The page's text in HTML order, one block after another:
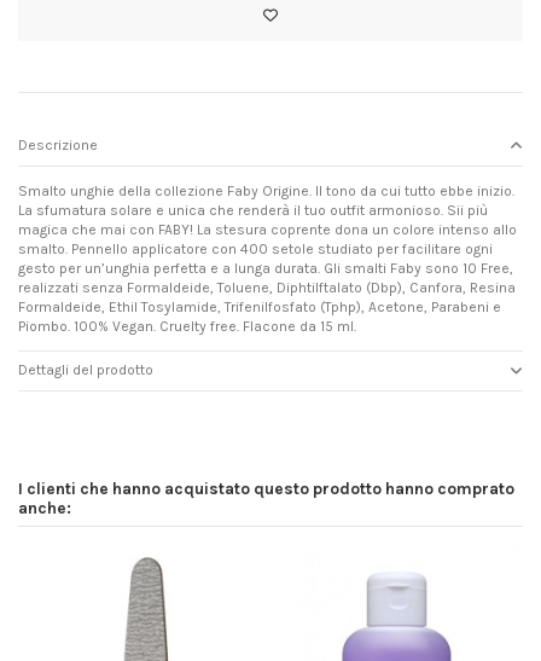
Descrizione
Smalto unghie della collezione Faby Origine. Il tono da cui tutto ebbe inizio.
La sfumatura solare e unica che renderà il tuo outfit armonioso. Sii più
magica che mai con FABY! La stesura coprente dona un colore intenso allo
smalto. Pennello applicatore con 400 setole studiato per facilitare ogni
gesto per un’unghia perfetta e a lunga durata. Gli smalti Faby sono 10 Free,
realizzati senza Formaldeide, Toluene, Diphtilftalato (Dbp), Canfora, Resina
Formaldeide, Ethil Tosylamide, Trifenilfosfato (Tphp), Acetone, Parabeni e
Piombo. 100% Vegan. Cruelty free. Flacone da 15 ml.
Dettagli del prodotto
I clienti che hanno acquistato questo prodotto hanno comprato
anche: